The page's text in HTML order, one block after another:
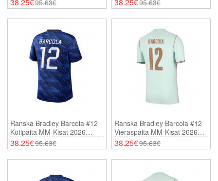
95.63€ 95.63€
Ranska Bradley Barcola #12
Kotipaita MM-Kisat 2026
Lyhythihainen
38.25€95.63€
Ranska Bradley Barcola #12
Vieraspaita MM-Kisat 2026
Lyhythihainen
38.25€95.63€